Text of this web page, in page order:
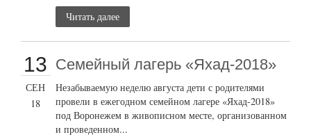
Читать далее
13
СЕН
18
Семейный лагерь «Яхад-2018»
Незабываемую неделю августа дети с родителями
провели в ежегодном семейном лагере «Яхад-2018»
под Воронежем в живописном месте, организованном
и проведенном...